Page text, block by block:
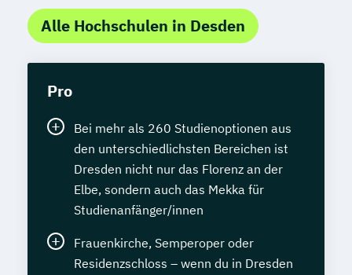
Alle Hochschulen in Desden
Pro
Bei mehr als 260 Studienoptionen aus
den unterschiedlichsten Bereichen ist
Dresden nicht nur das Florenz an der
Elbe, sondern auch das Mekka für
Studienanfänger/innen
Frauenkirche, Semperoper oder
Residenzschloss – wenn du in Dresden